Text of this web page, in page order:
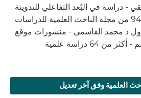
- دراسة في البُعد التفاعلي للتدوينة .
محسن رمضاني - العدد 94 من مجلة الباحث العلمية للدراسات
ذ محمد القاسمي - منشورات موقع
64 دراسة علمية
العلمية وفق آخر تعديل